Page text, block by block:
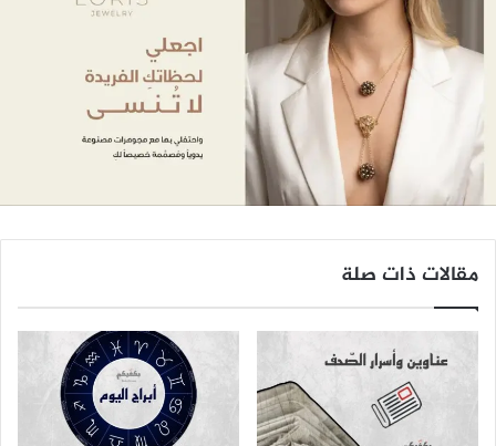
مقالات ذات صلة